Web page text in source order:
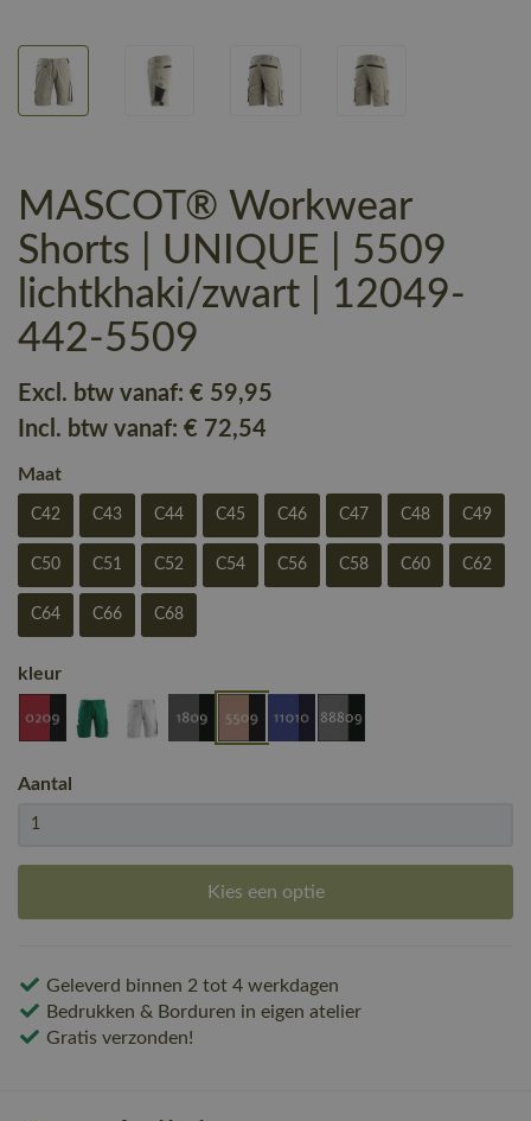
MASCOT® Workwear
Shorts | UNIQUE | 5509
lichtkhaki/zwart | 12049-
442-5509
Excl. btw vanaf: € 59,95
Incl. btw vanaf: € 72,54
Maat
C42 C43 C44 C45 C46 C47 C48 C49
C50 C51 C52 C54 C56 C58 C60 C62
C64 C66 C68
kleur
Aantal
Kies een optie
Geleverd binnen 2 tot 4 werkdagen
Bedrukken & Borduren in eigen atelier
Gratis verzonden!